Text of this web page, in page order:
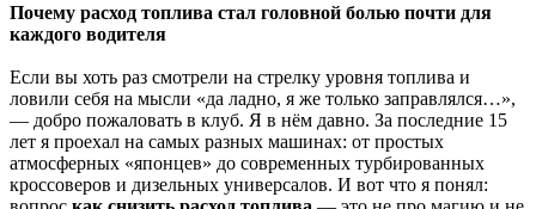
Почему расход топлива стал головной болью почти для
каждого водителя
Если вы хоть раз смотрели на стрелку уровня топлива и
ловили себя на мысли «да ладно, я же только заправлялся…»,
— добро пожаловать в клуб. Я в нём давно. За последние 15
лет я проехал на самых разных машинах: от простых
атмосферных «японцев» до современных турбированных
кроссоверов и дизельных универсалов. И вот что я понял: